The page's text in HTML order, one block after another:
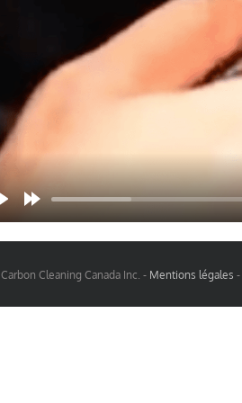
Cleaning Canada Inc. - Mentions légales -